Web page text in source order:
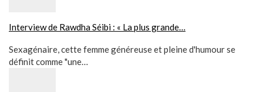
Interview de Rawdha Séibi : « La plus grande…
Sexagénaire, cette femme généreuse et pleine d'humour se
définit comme "une…